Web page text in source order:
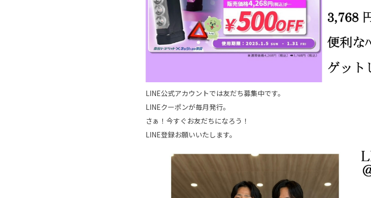
LINE公式アカウントでは友だち募集中です。
LINEクーポンが毎月発行。
さぁ！今すぐお友だちになろう！
LINE登録お願いいたします。